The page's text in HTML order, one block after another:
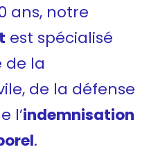
ans, notre
est spécialisé
de la
de la défense
l’indemnisation
.